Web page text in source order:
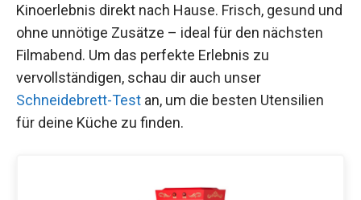
Kinoerlebnis direkt nach Hause. Frisch, gesund und
ohne unnötige Zusätze – ideal für den nächsten
Filmabend. Um das perfekte Erlebnis zu
vervollständigen, schau dir auch unser
Schneidebrett-Test an, um die besten Utensilien
für deine Küche zu finden.